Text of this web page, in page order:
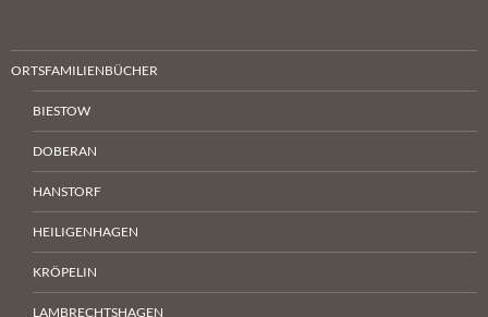
ORTSFAMILIENBÜCHER
BIESTOW
DOBERAN
HANSTORF
HEILIGENHAGEN
KRÖPELIN
LAMBRECHTSHAGEN